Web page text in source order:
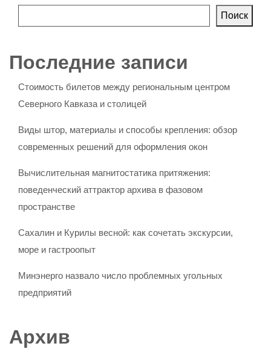
Поиск
Последние записи
Стоимость билетов между региональным центром
Северного Кавказа и столицей
Виды штор, материалы и способы крепления: обзор
современных решений для оформления окон
Вычислительная магнитостатика притяжения:
поведенческий аттрактор архива в фазовом
пространстве
Сахалин и Курилы весной: как сочетать экскурсии,
море и гастроопыт
Минэнерго назвало число проблемных угольных
предприятий
Архив